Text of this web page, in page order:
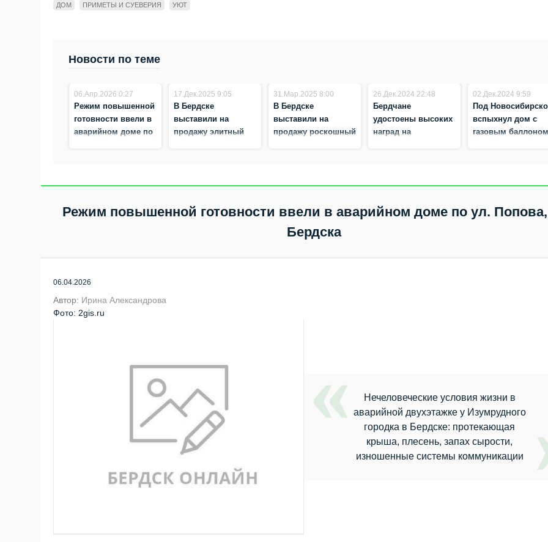
ДОМ ПРИМЕТЫ И СУЕВЕРИЯ УЮТ
Новости по теме
06.Апр.2026 0:27
Режим повышенной
готовности ввели в
аварийном доме по
17.Дек.2025 9:05
В Бердске
выставили на
продажу элитный
рублей
31.Мар.2025 8:00
В Бердске
выставили на
продажу роскошный
26.Дек.2024 22:48
Бердчане
удостоены высоких
наград на
02.Дек.2024 9:59
Под
вспыхнул дом с
газовым баллоном
Режим повышенной готовности ввели в аварийном доме по ул.
Бердска
06.04.2026
Автор: Ирина Александрова
Фото: 2gis.ru
Нечеловеческие условия жизни в
аварийной двухэтажке у Изумрудного
городка в Бердске: протекающая
крыша, плесень, запах сырости,
изношенные системы коммуникации